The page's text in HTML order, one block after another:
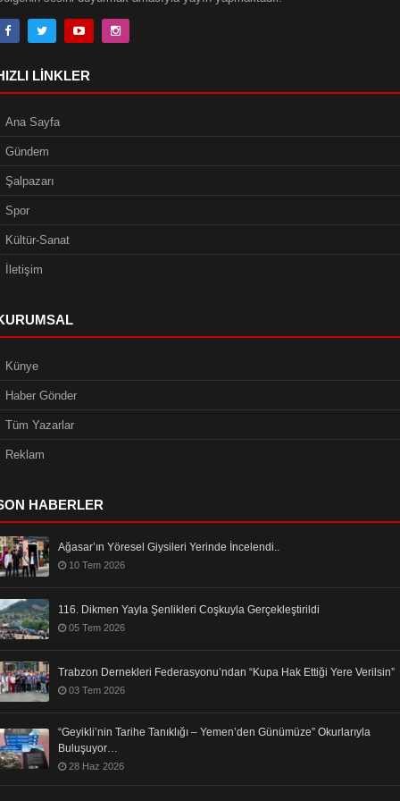
LINKLER
Ana Sayfa
Gündem
Şalpazarı
Spor
Kültür-Sanat
İletişim
Künye
Haber Gönder
Tüm Yazarlar
Reklam
HABERLER
Ağasar’ın Yöresel Giysileri Yerinde İncelendi..
10 Tem 2026
116. Dikmen Yayla Şenlikleri Coşkuyla Gerçekleştirildi
05 Tem 2026
Trabzon Dernekleri Federasyonu’ndan “Kupa Hak Ettiği Yere Verilsin”
03 Tem 2026
“Geyikli’nin Tarihe Tanıklığı – Yemen’den Günümüze” Okurlarıyla
Buluşuyor…
28 Haz 2026